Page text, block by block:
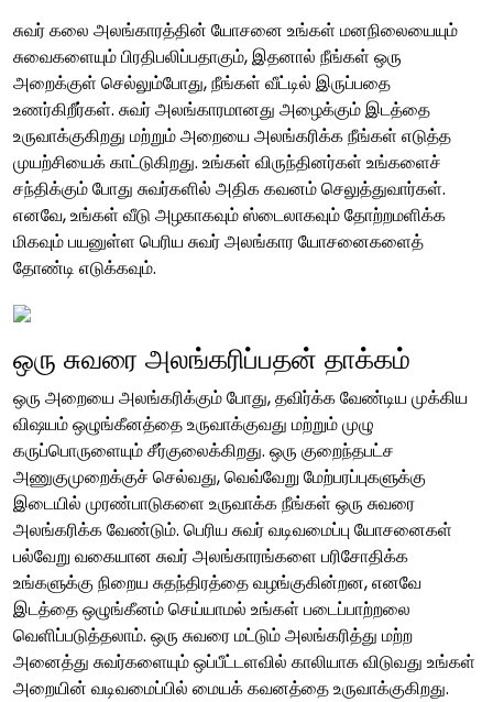
சுவர் கலை அலங்காரத்தின் யோசனை உங்கள் மனநிலையையும்
சுவைகளையும் பிரதிபலிப்பதாகும், இதனால் நீங்கள் ஒரு
அறைக்குள் செல்லும்போது, ​​​​நீங்கள் வீட்டில் இருப்பதை
உணர்கிறீர்கள். சுவர் அலங்காரமானது அழைக்கும் இடத்தை
உருவாக்குகிறது மற்றும் அறையை அலங்கரிக்க நீங்கள் எடுத்த
முயற்சியைக் காட்டுகிறது. உங்கள் விருந்தினர்கள் உங்களைச்
சந்திக்கும் போது சுவர்களில் அதிக கவனம் செலுத்துவார்கள்.
எனவே, உங்கள் வீடு அழகாகவும் ஸ்டைலாகவும் தோற்றமளிக்க
மிகவும் பயனுள்ள பெரிய சுவர் அலங்கார யோசனைகளைத்
தோண்டி எடுக்கவும்.
ஒரு சுவரை அலங்கரிப்பதன் தாக்கம்
ஒரு அறையை அலங்கரிக்கும் போது, ​​தவிர்க்க வேண்டிய முக்கிய
விஷயம் ஒழுங்கீனத்தை உருவாக்குவது மற்றும் முழு
கருப்பொருளையும் சீர்குலைக்கிறது. ஒரு குறைந்தபட்ச
அணுகுமுறைக்குச் செல்வது, வெவ்வேறு மேற்பரப்புகளுக்கு
இடையில் முரண்பாடுகளை உருவாக்க நீங்கள் ஒரு சுவரை
அலங்கரிக்க வேண்டும். பெரிய சுவர் வடிவமைப்பு யோசனைகள்
பல்வேறு வகையான சுவர் அலங்காரங்களை பரிசோதிக்க
உங்களுக்கு நிறைய சுதந்திரத்தை வழங்குகின்றன, எனவே
இடத்தை ஒழுங்கீனம் செய்யாமல் உங்கள் படைப்பாற்றலை
வெளிப்படுத்தலாம். ஒரு சுவரை மட்டும் அலங்கரித்து மற்ற
அனைத்து சுவர்களையும் ஒப்பீட்டளவில் காலியாக விடுவது உங்கள்
அறையின் வடிவமைப்பில் மையக் கவனத்தை உருவாக்குகிறது.